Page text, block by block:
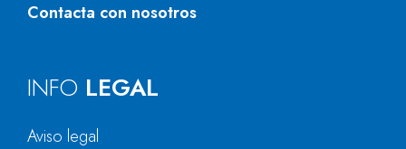
Contacta con nosotros
INFO LEGAL
Aviso legal